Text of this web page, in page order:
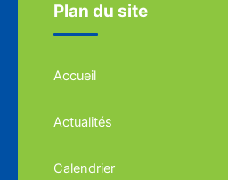
Plan du site
Accueil
Actualités
Calendrier